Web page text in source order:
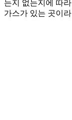
는지 없는지에 따
가스가 있는 곳이